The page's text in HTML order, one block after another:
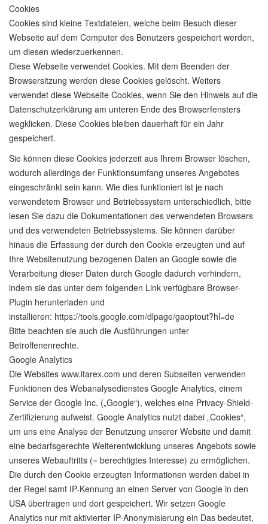
Cookies
Cookies sind kleine Textdateien, welche beim Besuch dieser
Webseite auf dem Computer des Benutzers gespeichert werden,
um diesen wiederzuerkennen.
Diese Webseite verwendet Cookies. Mit dem Beenden der
Browsersitzung werden diese Cookies gelöscht. Weiters
verwendet diese Webseite Cookies, wenn Sie den Hinweis auf die
Datenschutzerklärung am unteren Ende des Browserfensters
wegklicken. Diese Cookies bleiben dauerhaft für ein Jahr
gespeichert.
Sie können diese Cookies jederzeit aus Ihrem Browser löschen,
wodurch allerdings der Funktionsumfang unseres Angebotes
eingeschränkt sein kann. Wie dies funktioniert ist je nach
verwendetem Browser und Betriebssystem unterschiedlich, bitte
lesen Sie dazu die Dokumentationen des verwendeten Browsers
und des verwendeten Betriebssystems. Sie können darüber
hinaus die Erfassung der durch den Cookie erzeugten und auf
Ihre Websitenutzung bezogenen Daten an Google sowie die
Verarbeitung dieser Daten durch Google dadurch verhindern,
indem sie das unter dem folgenden Link verfügbare Browser-
Plugin herunterladen und
installieren: https://tools.google.com/dlpage/gaoptout?hl=de
Bitte beachten sie auch die Ausführungen unter
Betroffenenrechte.
Google Analytics
Die Websites www.itarex.com und deren Subseiten verwenden
Funktionen des Webanalysedienstes Google Analytics, einem
Service der Google Inc. („Google“), welches eine Privacy-Shield-
Zertifizierung aufweist. Google Analytics nutzt dabei „Cookies“,
um uns eine Analyse der Benutzung unserer Website und damit
eine bedarfsgerechte Weiterentwicklung unseres Angebots sowie
unseres Webauftritts (= berechtigtes Interesse) zu ermöglichen.
Die durch den Cookie erzeugten Informationen werden dabei in
der Regel samt IP-Kennung an einen Server von Google in den
USA übertragen und dort gespeichert. Wir setzen Google
Analytics nur mit aktivierter IP-Anonymisierung ein Das bedeutet,